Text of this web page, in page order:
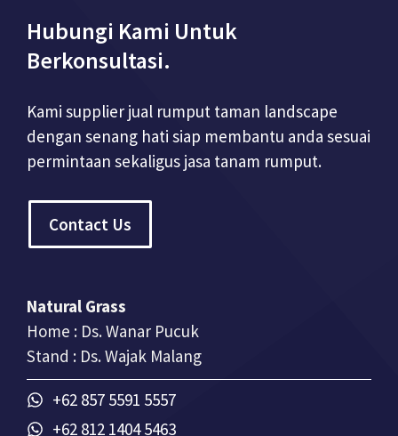
Hubungi Kami Untuk
Berkonsultasi.
Kami supplier jual rumput taman landscape
dengan senang hati siap membantu anda sesuai
permintaan sekaligus jasa tanam rumput.
Contact Us
Natural Grass
Home : Ds. Wanar Pucuk
Stand : Ds. Wajak Malang
+62 857 5591 5557
+62 812 1404 5463